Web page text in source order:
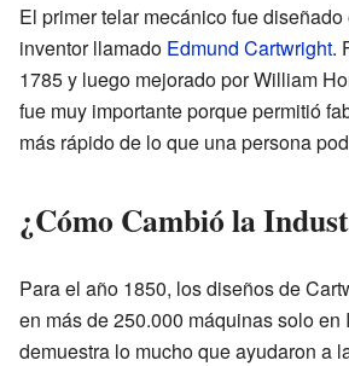
El primer telar mecánico fue
inventor llamado Edmund Cartwright.
1785 y luego mejorado por William
fue muy importante porque permitió
más rápido de lo que una persona
¿Cómo Cambió la
Para el año 1850, los diseños de
en más de 250.000 máquinas solo en
demuestra lo mucho que ayudaron a